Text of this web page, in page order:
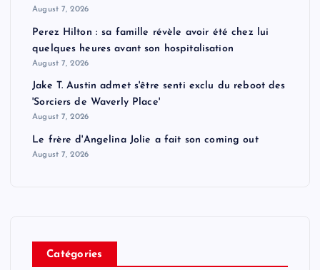
August 7, 2026
Perez Hilton : sa famille révèle avoir été chez lui
quelques heures avant son hospitalisation
August 7, 2026
Jake T. Austin admet s'être senti exclu du reboot des
'Sorciers de Waverly Place'
August 7, 2026
Le frère d'Angelina Jolie a fait son coming out
August 7, 2026
Catégories